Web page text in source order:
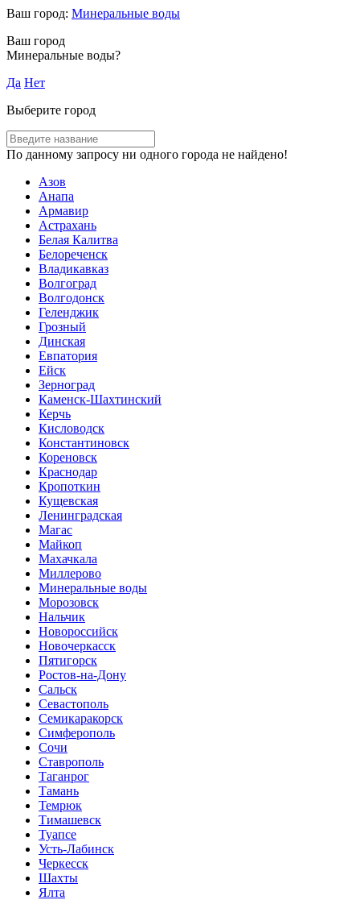
Ваш город: Минеральные воды
Ваш город
Минеральные воды?
Да Нет
Выберите город
По данному запросу ни одного города не найдено!
Азов
Анапа
Армавир
Астрахань
Белая Калитва
Белореченск
Владикавказ
Волгоград
Волгодонск
Геленджик
Грозный
Динская
Евпатория
Ейск
Зерноград
Каменск-Шахтинский
Керчь
Кисловодск
Константиновск
Кореновск
Краснодар
Кропоткин
Кущевская
Ленинградская
Магас
Майкоп
Махачкала
Миллерово
Минеральные воды
Морозовск
Нальчик
Новороссийск
Новочеркасск
Пятигорск
Ростов-на-Дону
Сальск
Севастополь
Семикаракорск
Симферополь
Сочи
Ставрополь
Таганрог
Тамань
Темрюк
Тимашевск
Туапсе
Усть-Лабинск
Черкесск
Шахты
Ялта